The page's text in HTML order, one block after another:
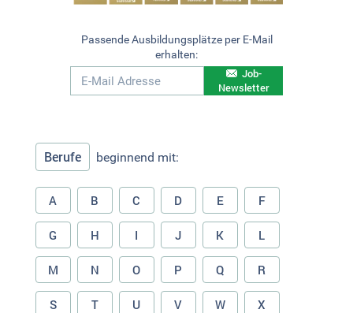
Passende Ausbildungsplätze per E-Mail
erhalten:
Job-
Newsletter
Berufe beginnend mit:
A B C D E F
G H I J K L
M N O P Q R
S T U V W X